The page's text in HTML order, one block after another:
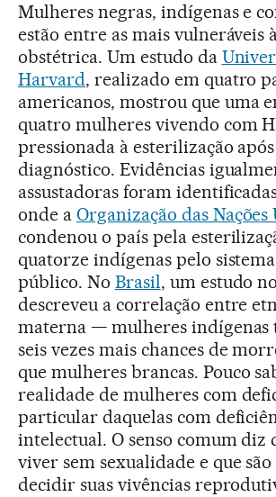
Mulheres negras, indígenas e
estão entre as mais vulneráveis
obstétrica. Um estudo da
Harvard, realizado em quatro
americanos, mostrou que uma
quatro mulheres vivendo com
pressionada à esterilização
diagnóstico. Evidências
assustadoras foram
onde a Organização das Nações
condenou o país pela
quatorze indígenas pelo
público. No Brasil, um estudo
descreveu a correlação entre
materna — mulheres indígenas
seis vezes mais chances de
que mulheres brancas. Pouco
realidade de mulheres com
particular daquelas com
intelectual. O senso comum diz
viver sem sexualidade e que
decidir suas vivências